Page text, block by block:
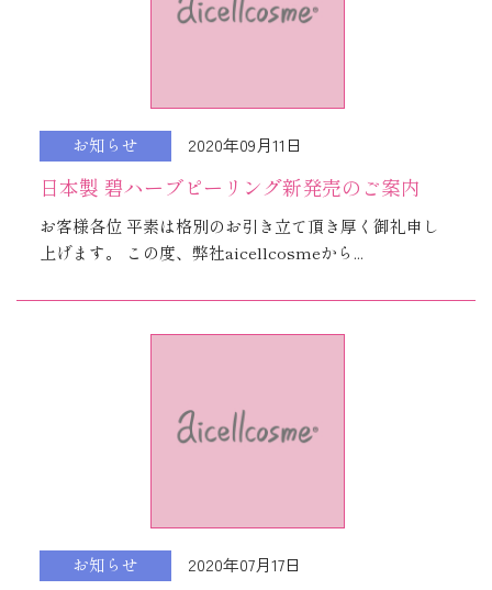
お知らせ 2020年09月11日
日本製 碧ハーブピーリング新発売のご案内
お客様各位 平素は格別のお引き立て頂き厚く御礼申し
上げます。 この度、弊社aicellcosmeから...
お知らせ 2020年07月17日